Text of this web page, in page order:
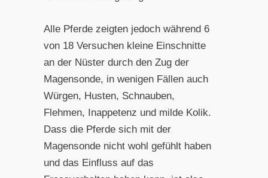
Alle Pferde zeigten jedoch während 6
von 18 Versuchen kleine Einschnitte
an der Nüster durch den Zug der
Magensonde, in wenigen Fällen auch
Würgen, Husten, Schnauben,
Flehmen, Inappetenz und milde Kolik.
Dass die Pferde sich mit der
Magensonde nicht wohl gefühlt haben
und das Einfluss auf das